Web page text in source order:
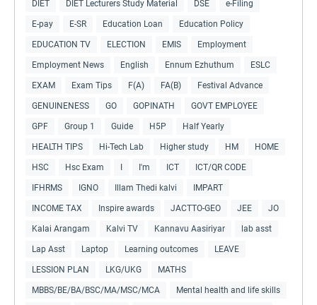
DIET DIET Lecturers Study Material DSE e-Filing
E-pay E-SR Education Loan Education Policy
EDUCATION TV ELECTION EMIS Employment
Employment News English Ennum Ezhuthum ESLC
EXAM Exam Tips F(A) FA(B) Festival Advance
GENUINENESS GO GOPINATH GOVT EMPLOYEE
GPF Group 1 Guide H5P Half Yearly
HEALTH TIPS Hi-Tech Lab Higher study HM HOME
HSC Hsc Exam I'm ICT ICT/QR CODE
IFHRMS IGNO Illam Thedi kalvi IMPART
INCOME TAX Inspire awards JACTTO-GEO JEE JO
Kalai Arangam Kalvi TV Kannavu Aasiriyar lab asst
Lap Asst Laptop Learning outcomes LEAVE
LESSION PLAN LKG/UKG MATHS
MBBS/BE/BA/BSC/MA/MSC/MCA Mental health and life skills